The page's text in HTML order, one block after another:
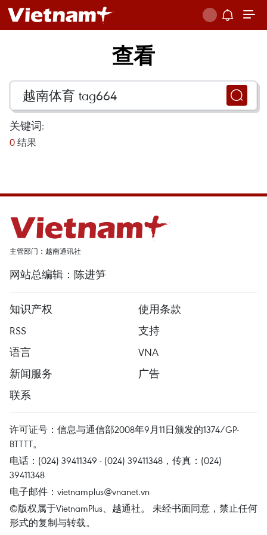
查看
关键词:
0 结果
主管部门：越南通讯社
网站总编辑：陈进笋
知识产权
使用条款
RSS
支持
语言
VNA
新闻服务
广告
联系
许可证号：信息与通信部2008年9月11日颁发的1374/GP-
BTTTT。
电话：(024) 39411349 - (024) 39411348，传真：(024)
39411348
电子邮件： vietnamplus@vnanet.vn
©版权属于VietnamPlus、越通社。 未经书面同意，禁止任何
形式的复制与转载。